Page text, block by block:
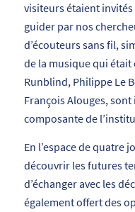
visiteurs étaient invités
guider par nos
d’écouteurs sans fil,
de la musique qui était
Runblind, Philippe Le
François Alouges, sont
composante de
En l’espace de quatre
découvrir les futures
d’échanger avec les
également offert des